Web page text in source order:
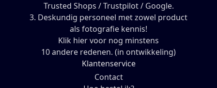
Trusted Shops / Trustpilot / Google.
3. Deskundig personeel met zowel product
als fotografie kennis!
Klik hier voor nog minstens
10 andere redenen. (in ontwikkeling)
Klantenservice
Contact